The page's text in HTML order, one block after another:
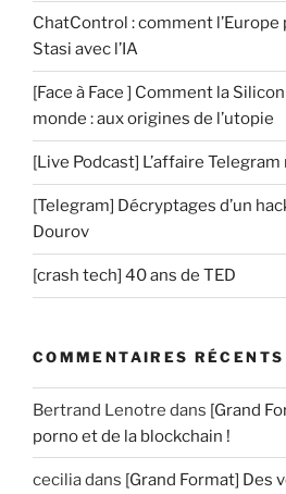
e
ChatControl : comment
Stasi avec l’IA
[Face à Face ] Comment la
monde : aux origines de l’utopie
[Live Podcast] L’affaire Telegram
[Telegram] Décryptages d’un
Dourov
[crash tech] 40 ans de TED
COMMENTAIRES RÉCENTS
Bertrand Lenotre dans [Grand
porno et de la blockchain !
ceciliadans [Grand Format] Des